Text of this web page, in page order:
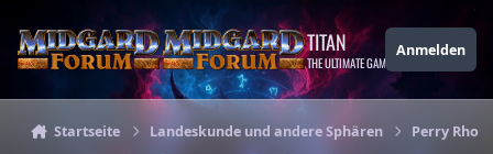
TITAN
THE ULTIMATE GAMING THEME
Anmelden
Startseite Landeskunde und andere Sphären Perry